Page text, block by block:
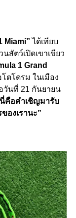
Miami” ได้เทียบ
สัตว์เปิดเขาเขียว
1 Grand
ตโดรม ในเมือง
วันที่ 21 กันยายน
นี่คือคำเชิญมารับ
องเรานะ”